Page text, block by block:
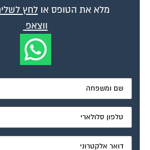
מלא את הטופס אולחץ
ווצאפ